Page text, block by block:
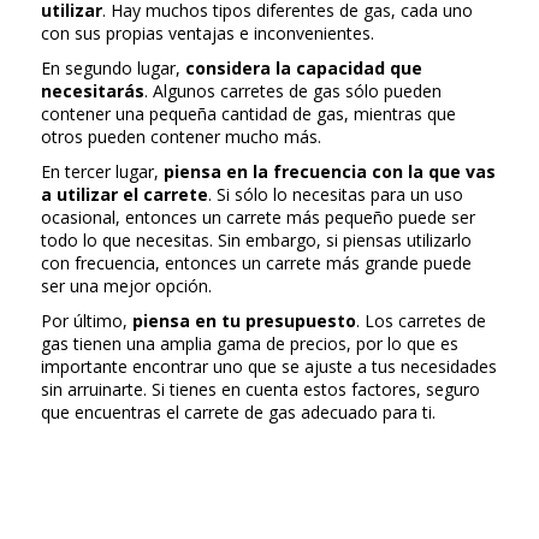
utilizar. Hay muchos tipos diferentes de gas, cada uno
con sus propias ventajas e inconvenientes.
En segundo lugar, considera la capacidad que
necesitarás. Algunos carretes de gas sólo pueden
contener una pequeña cantidad de gas, mientras que
otros pueden contener mucho más.
En tercer lugar, piensa en la frecuencia con la que vas
a utilizar el carrete. Si sólo lo necesitas para un uso
ocasional, entonces un carrete más pequeño puede ser
todo lo que necesitas. Sin embargo, si piensas utilizarlo
con frecuencia, entonces un carrete más grande puede
ser una mejor opción.
Por último, piensa en tu presupuesto. Los carretes de
gas tienen una amplia gama de precios, por lo que es
importante encontrar uno que se ajuste a tus necesidades
sin arruinarte. Si tienes en cuenta estos factores, seguro
que encuentras el carrete de gas adecuado para ti.